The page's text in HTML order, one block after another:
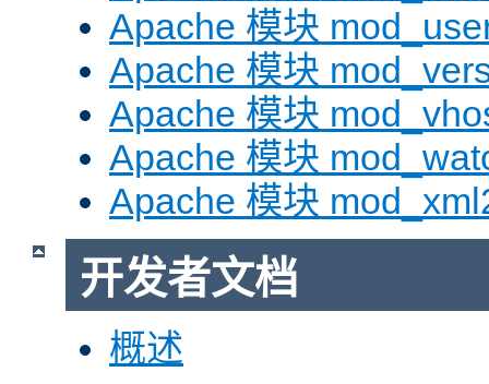
Apache 模块
Apache 模块
Apache 模块
Apache 模块
Apache 模块
开发者文档
概述